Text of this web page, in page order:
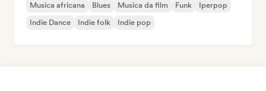
Musica africana Blues Musica da film Funk
Iperpop
Indie Dance
Indie folk Indie pop